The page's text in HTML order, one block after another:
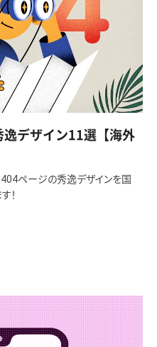
デザイン11選【海外
ページの秀逸デザインを国
！